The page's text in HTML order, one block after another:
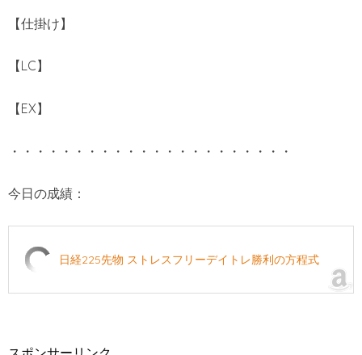
【仕掛け】
【LC】
【EX】
・・・・・・・・・・・・・・・・・・・・・・
今日の成績：
日経225先物 ストレスフリーデイトレ勝利の方程式